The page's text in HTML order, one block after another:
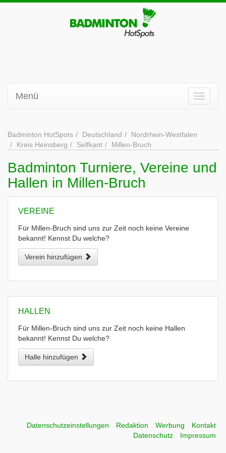
Menü
Badminton HotSpots Deutschland
Nordrhein-Westfalen
Kreis Heinsberg
Selfkant Millen-Bruch
Badminton Turniere, Vereine und
Hallen in Millen-Bruch
VEREINE
Für Millen-Bruch sind uns zur Zeit noch keine Vereine
bekannt! Kennst Du welche?
Verein hinzufügen
HALLEN
Für Millen-Bruch sind uns zur Zeit noch keine Hallen
bekannt! Kennst Du welche?
Halle hinzufügen
Datenschutzeinstellungen Redaktion Werbung
Kontakt
Datenschutz
Impressum